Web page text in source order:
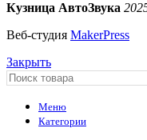
Кузница АвтоЗвука
Веб-студия MakerPress
Закрыть
Меню
Категории